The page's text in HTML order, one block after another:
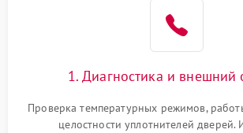
1. Диагностика и внешний
Проверка температурных режимов,
целостности уплотнителей дверей.